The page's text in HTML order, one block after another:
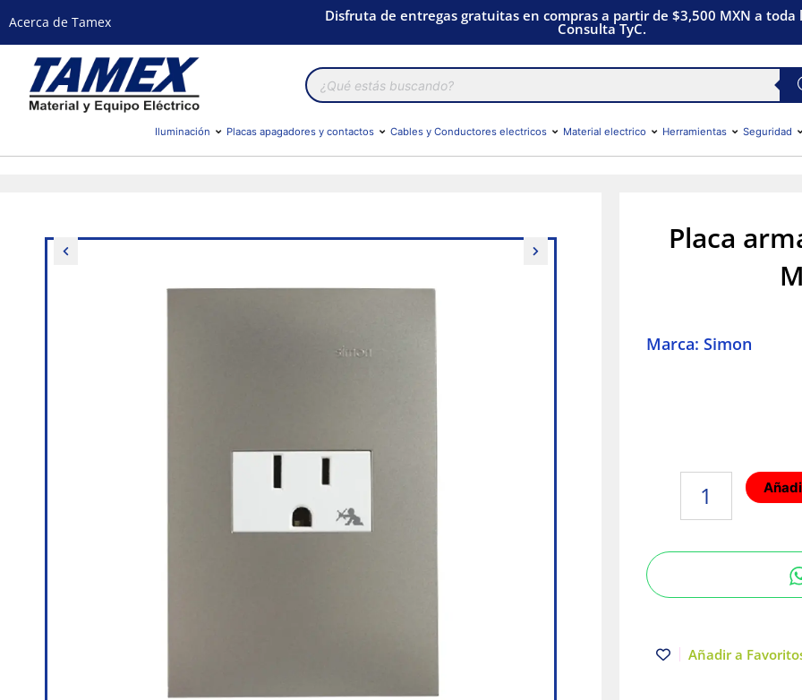
Acerca de Tamex Disfruta de entregas gratuitas en compras a partir de $3,500 MXN a toda
Consulta TyC.
Búsqueda
de
productos
Iluminación Placas apagadores y contactos Cables y Conductores electricos Material electrico Herramientas Seguridad
Placa
Marca: Simon
2P+T
Cava
25
Añadir a